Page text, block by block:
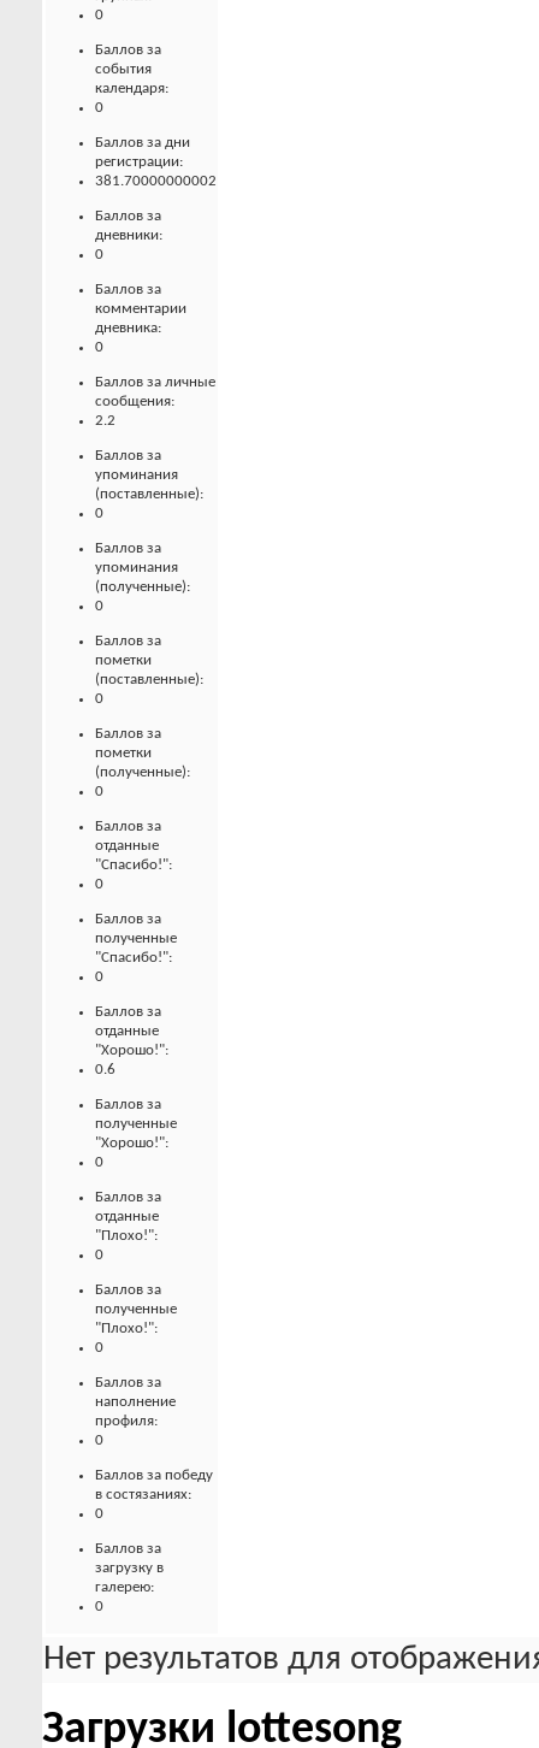
0
Баллов за
события
календаря:
0
Баллов за дни
регистрации:
381.70000000002
Баллов за
дневники:
0
Баллов за
комментарии
дневника:
0
Баллов за личные
сообщения:
2.2
Баллов за
упоминания
(поставленные):
0
Баллов за
упоминания
(полученные):
0
Баллов за
пометки
(поставленные):
0
Баллов за
пометки
(полученные):
0
Баллов за
отданные
"Спасибо!":
0
Баллов за
полученные
"Спасибо!":
0
Баллов за
отданные
"Хорошо!":
0.6
Баллов за
полученные
"Хорошо!":
0
Баллов за
отданные
"Плохо!":
0
Баллов за
полученные
"Плохо!":
0
Баллов за
наполнение
профиля:
0
Баллов за победу
в состязаниях:
0
Баллов за
загрузку в
галерею:
0
Нет результатов для
Загрузки lottesong